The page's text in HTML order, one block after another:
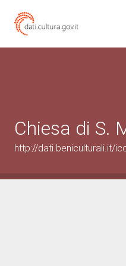
Chiesa di S.
http://dati.beniculturali.it/